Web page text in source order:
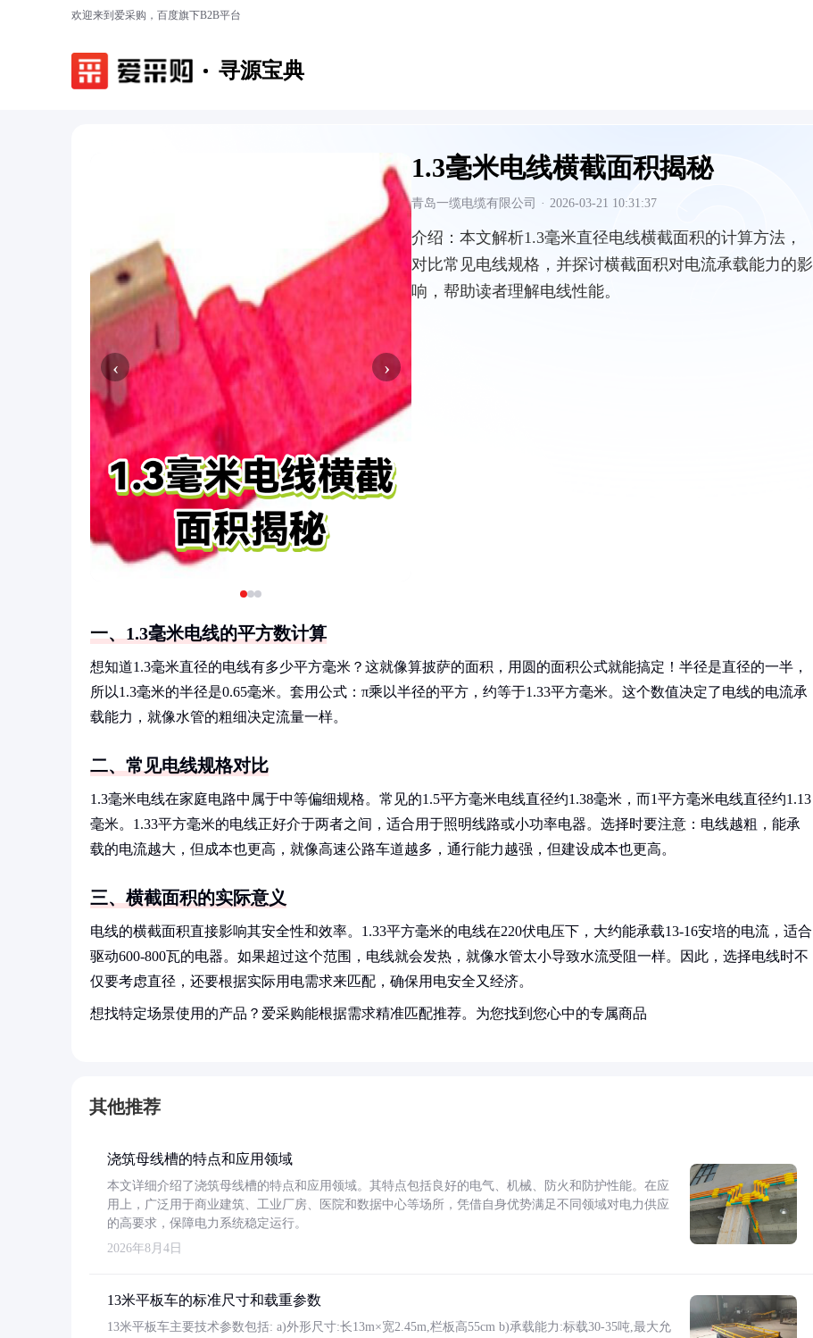
欢迎来到爱采购，百度旗下B2B平台
寻源宝典
‹ ›
1.3毫米电线横截面积揭秘
青岛一缆电缆有限公司 · 2026-03-21 10:31:37
介绍： 本文解析1.3毫米直径电线横截面积的计算方法，
对比常见电线规格，并探讨横截面积对电流承载能力的影
响，帮助读者理解电线性能。
一、1.3毫米电线的平方数计算
想知道1.3毫米直径的电线有多少平方毫米？这就像算披萨的面积，用圆的面积公式就能搞定！半径是直径的一半，
所以1.3毫米的半径是0.65毫米。套用公式：π乘以半径的平方，约等于1.33平方毫米。这个数值决定了电线的电流承
载能力，就像水管的粗细决定流量一样。
二、常见电线规格对比
1.3毫米电线在家庭电路中属于中等偏细规格。常见的1.5平方毫米电线直径约1.38毫米，而1平方毫米电线直径约1.13
毫米。1.33平方毫米的电线正好介于两者之间，适合用于照明线路或小功率电器。选择时要注意：电线越粗，能承
载的电流越大，但成本也更高，就像高速公路车道越多，通行能力越强，但建设成本也更高。
三、横截面积的实际意义
电线的横截面积直接影响其安全性和效率。1.33平方毫米的电线在220伏电压下，大约能承载13-16安培的电流，适合
驱动600-800瓦的电器。如果超过这个范围，电线就会发热，就像水管太小导致水流受阻一样。因此，选择电线时不
仅要考虑直径，还要根据实际用电需求来匹配，确保用电安全又经济。
想找特定场景使用的产品？爱采购能根据需求精准匹配推荐。为您找到您心中的专属商品
其他推荐
浇筑母线槽的特点和应用领域
本文详细介绍了浇筑母线槽的特点和应用领域。其特点包括良好的电气、机械、防火和防护性能。在应
用上，广泛用于商业建筑、工业厂房、医院和数据中心等场所，凭借自身优势满足不同领域对电力供应
的高要求，保障电力系统稳定运行。
2026年8月4日
13米平板车的标准尺寸和载重参数
13米平板车主要技术参数包括: a)外形尺寸:长13m×宽2.45m,栏板高55cm b)承载能力:标载30-35吨,最大允